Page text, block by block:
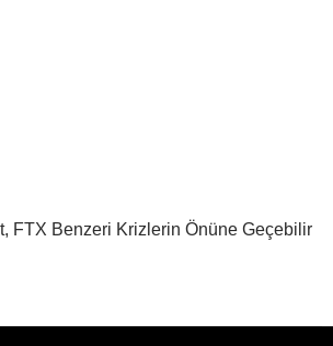
FTX Benzeri Krizlerin Önüne Geçebilir